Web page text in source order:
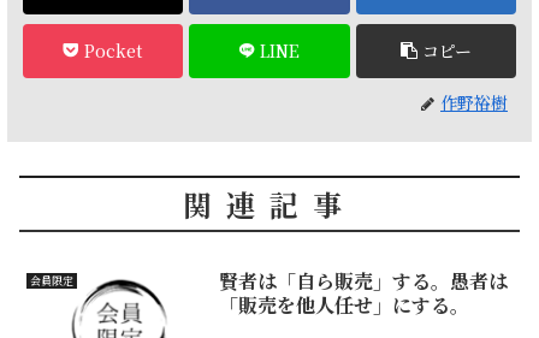
Pocket LINE コピー
作野裕樹
関連記事
会員限定
賢者は「自ら販売」する。愚者は
「販売を他人任せ」にする。